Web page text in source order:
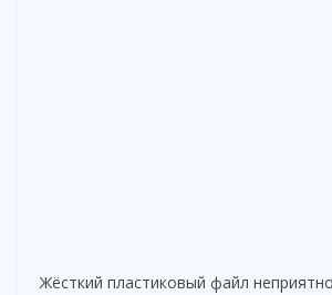
Жёсткий пластиковый файл